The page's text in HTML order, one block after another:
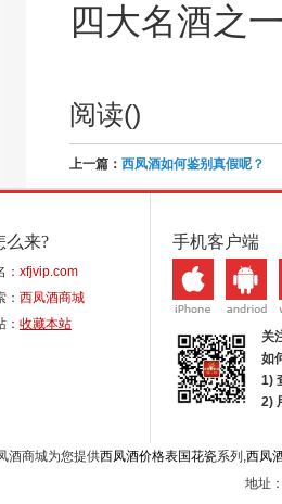
四大名酒之
阅读()
上一篇： 西凤酒如何鉴别真假呢？
么来?
xfjvip.com
西凤酒商城
收藏本站
手机客户端
关
如
1)
2)
酒商城为您提供西凤酒价格表国花瓷系列,西凤
地址